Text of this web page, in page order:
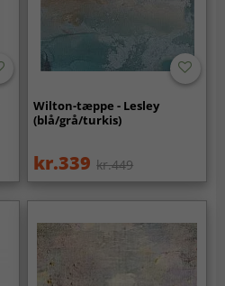
Wilton-tæppe - Lesley
(blå/grå/turkis)
kr.339 kr.449